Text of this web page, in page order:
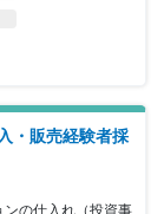
・販売経験者採
の仕入れ（投資事